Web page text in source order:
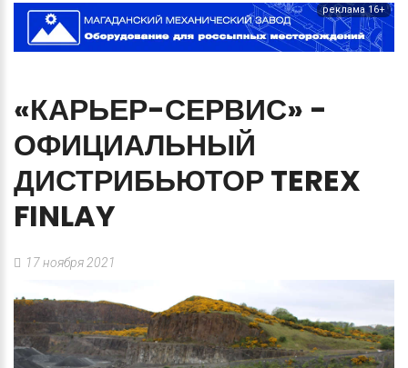
реклама 16+
«КАРЬЕР-СЕРВИС» -
ОФИЦИАЛЬНЫЙ
ДИСТРИБЬЮТОРTEREX
FINLAY
17 ноября 2021